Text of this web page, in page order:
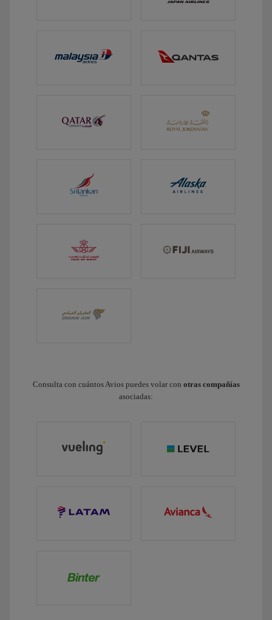
Consulta con cuántos Avios puedes volar con otras compañías
asociadas: